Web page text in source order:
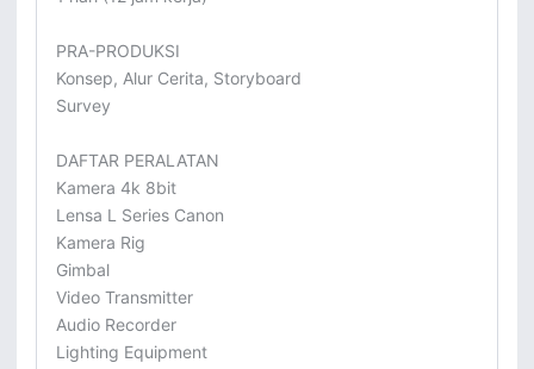
PRA-PRODUKSI
Konsep, Alur Cerita, Storyboard
Survey
DAFTAR PERALATAN
Kamera 4k 8bit
Lensa L Series Canon
Kamera Rig
Gimbal
Video Transmitter
Audio Recorder
Lighting Equipment